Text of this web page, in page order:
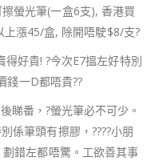
螢光筆(一盒6支), 香港買
漲45/盒, 除開唔駛$8/支?
得好貴! ?今次E7搵左好特別
錢一D都唔貴??
睇番， ?螢光筆必不可少。
係筆頭有擦膠， ????小朋
錯左都唔驚。工欲善其事